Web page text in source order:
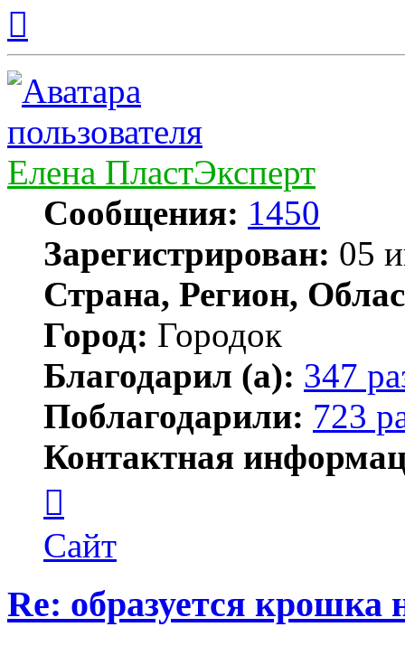
началу
Елена ПластЭксперт
Сообщения: 1450
Зарегистрирован: 05
Страна, Регион,
Город: Городок
Благодарил (а): 347
Поблагодарили: 723
Контактная
пользователя
Елена
ПластЭксперт
Сайт
Re: образуется крошка